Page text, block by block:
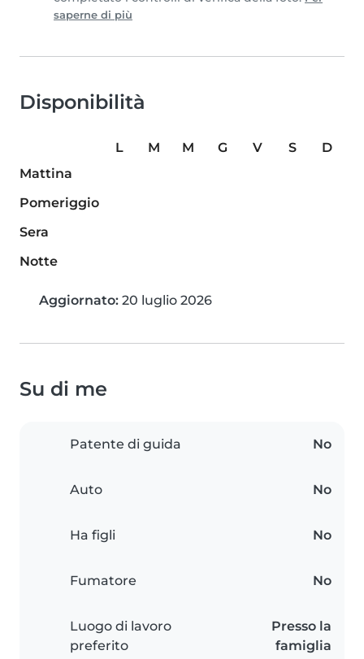
saperne di più
Disponibilità
L M M G V S
D
Mattina
Pomeriggio
Sera
Notte
Aggiornato: 20 luglio 2026
Su di me
Patente di guida No
Auto No
Ha figli No
Fumatore No
Luogo di lavoro
preferito
Presso la
famiglia